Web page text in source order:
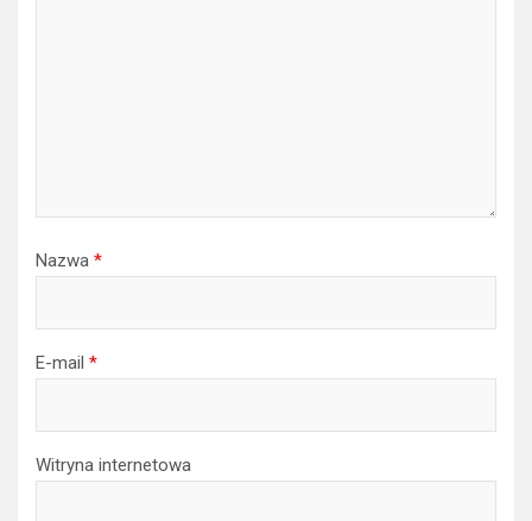
Nazwa *
E-mail *
Witryna internetowa